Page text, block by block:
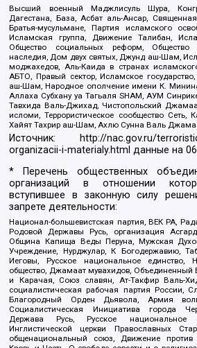
Высший военный Маджлисуль Шура,
Дагестана, База, Асбат аль-Ансар,
Братья-мусульмане, Партия исламского
Исламская группа, Движение Талибан,
Общество социальных реформ, Общество
наследия, Дом двух святых, Джунд аш-Шам,
моджахедов, Аль-Каида в странах
АБТО, Правый сектор, Исламское
аш-Шам, Народное ополчение имени К.
Аллаха Субхану уа Тагьаля SHAM, АУМ
Тавхида Валь-Джихад, Чистопольский
исломи, Террористическое сообщество Сеть,
Хайят Тахрир аш-Шам, Ахлю Сунна Валь
Источник:
http://nac.gov.ru/
organizacii-i-materialy.html данные на
* Перечень общественных
организаций в отношении
вступившее в законную силу
запрете деятельности:
Национал-большевистская партия, ВЕК РА,
Родовой Державы Русь, организация
Община Капища Веды Перуна, Мужская
Учреждение, Нурджулар, К Богодержавию,
Иеговы, Русское национальное единство,
общество, Джамаат мувахидов, Объединенный
и Карачая, Союз славян, Ат-Такфир Валь-
социалистическая рабочая партия России,
Благородный Орден Дьявола, Армия
Социалистическая Инициатива города
Держава Русь, Русское национальное
Инглистической церкви Православных
общенациональный союз, Движение против